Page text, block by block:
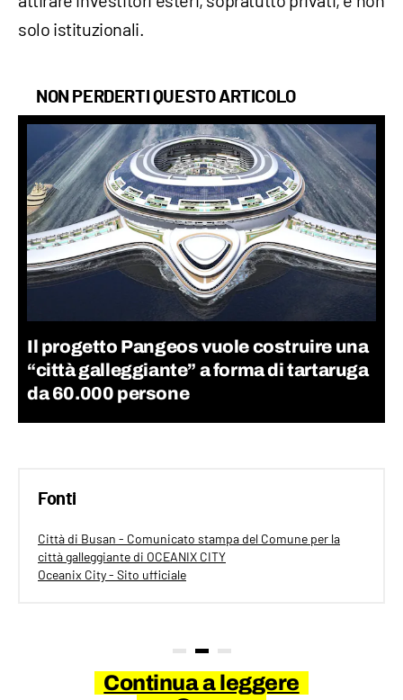
solo istituzionali.
NON PERDERTI QUESTO ARTICOLO
Il progetto Pangeos vuole costruire una
“città galleggiante” a forma di tartaruga
da 60.000 persone
Fonti
Città di Busan - Comunicato stampa del Comune per la
città galleggiante di OCEANIX CITY
Oceanix City - Sito ufficiale
Continua a leggere